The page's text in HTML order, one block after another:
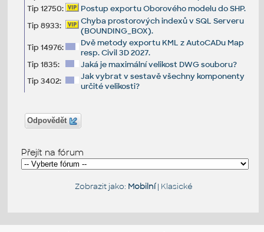
Tip 12750:
Postup exportu Oborového modelu do SHP.
Tip 8933:
Chyba prostorových indexů v SQL Serveru
(BOUNDING_BOX).
Tip 14976:
Dvě metody exportu KML z AutoCADu Map
resp. Civil 3D 2027.
Tip 1835:
Jaká je maximální velikost DWG souboru?
Tip 3402:
Jak vybrat v sestavě všechny komponenty
určité velikosti?
Odpovědět
Přejít na fórum
Zobrazit jako: Mobilní| Klasické